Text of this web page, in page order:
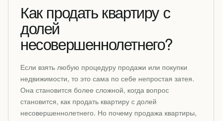
Как продать квартиру с
долей
несовершеннолетнего?
Если взять любую процедуру продажи или покупки
недвижимости, то это сама по себе непростая затея.
Она становится более сложной, когда вопрос
становится, как продать квартиру с долей
несовершеннолетнего. Но почему продажа квартиры,